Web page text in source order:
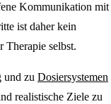
Kommunikation mit
ist daher kein
Therapie selbst.
und zu Dosiersystemen
realistische Ziele zu